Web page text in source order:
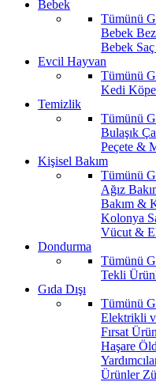
Bebek
Tümünü
Bebek
Bebek Saç
Evcil Hayvan
Tümünü
Kedi
Temizlik
Tümünü
Bulaşık
Peçete &
Kişisel Bakım
Tümünü
Ağız
Bakım &
Kolonya
Vücut &
Dondurma
Tümünü
Tekli
Gıda Dışı
Tümünü
Elektrikli
Fırsat
Haşare
Ürünler